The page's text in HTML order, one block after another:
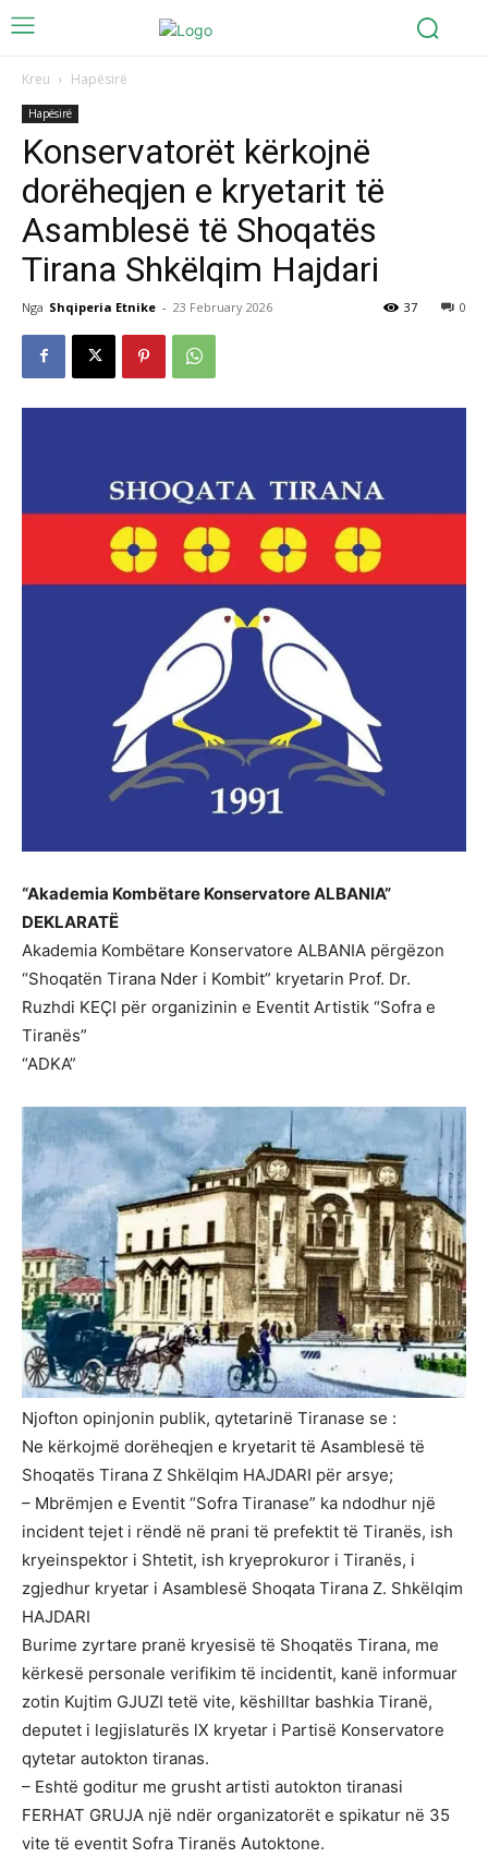
Kreu Hapësirë
Hapësirë
Konservatorët kërkojnë
dorëheqjen e kryetarit të
Asamblesë të Shoqatës
Tirana Shkëlqim Hajdari
Nga Shqiperia Etnike - 23 February 2026 0
37
“Akademia Kombëtare Konservatore ALBANIA”
DEKLARATË
Akademia Kombëtare Konservatore ALBANIA përgëzon
“Shoqatën Tirana Nder i Kombit” kryetarin Prof. Dr.
Ruzhdi KEÇI për organizinin e Eventit Artistik “Sofra e
Tiranës”
“ADKA”
Njofton opinjonin publik, qytetarinë Tiranase se :
Ne kërkojmë dorëheqjen e kryetarit të Asamblesë të
Shoqatës Tirana Z Shkëlqim HAJDARI për arsye;
– Mbrëmjen e Eventit “Sofra Tiranase” ka ndodhur një
incident tejet i rëndë në prani të prefektit të Tiranës, ish
kryeinspektor i Shtetit, ish kryeprokuror i Tiranës, i
zgjedhur kryetar i Asamblesë Shoqata Tirana Z. Shkëlqim
HAJDARI
Burime zyrtare pranë kryesisë të Shoqatës Tirana, me
kërkesë personale verifikim të incidentit, kanë informuar
zotin Kujtim GJUZI tetë vite, këshilltar bashkia Tiranë,
deputet i legjislaturës lX kryetar i Partisë Konservatore
qytetar autokton tiranas.
– Eshtë goditur me grusht artisti autokton tiranasi
FERHAT GRUJA një ndër organizatorët e spikatur në 35
vite të eventit Sofra Tiranës Autoktone.